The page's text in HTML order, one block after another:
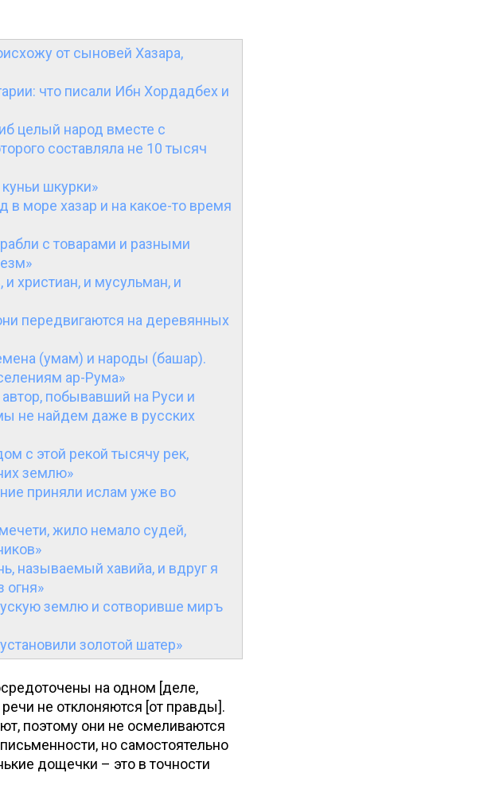
от сыновей Хазара,
что писали Ибн Хордадбех и
целый народ вместе с
составляла не 10 тысяч
шкурки»
море хазар и на какое-то время
с товарами и разными
христиан, и мусульман, и
передвигаются на деревянных
(умам) и народы (башар).
ар-Рума»
побывавший на Руси и
не найдем даже в русских
с этой рекой тысячу рек,
землю»
приняли ислам уже во
жило немало судей,
называемый хавийа, и вдруг я
огня»
землю и сотворивше миръ
золотой шатер»
на одном [деле,
не отклоняются [от правды].
поэтому они не осмеливаются
но самостоятельно
дощечки – это в точности